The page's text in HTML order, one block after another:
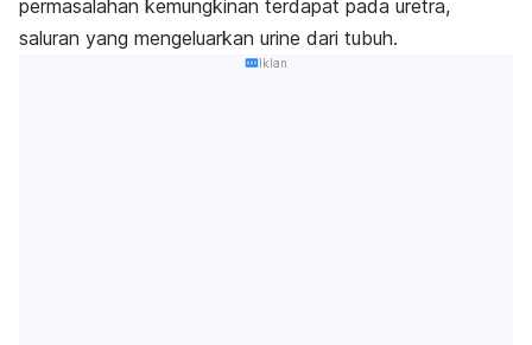
permasalahan kemungkinan terdapat pada uretra,
saluran yang mengeluarkan urine dari tubuh.
Iklan